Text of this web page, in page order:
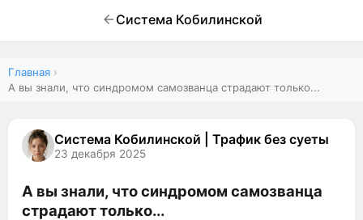
Система Кобилинской
Главная
А вы знали, что синдромом самозванца страдают только...
Система Кобилинской | Трафик без суеты
23 декабря 2025
А вы знали, что синдромом самозванца
страдают только...